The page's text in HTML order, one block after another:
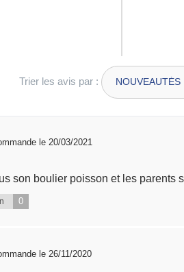
Trier les avis par :
le 20/03/2021
fils ne quitte plus son boulier poisson et les
0
le 26/11/2020